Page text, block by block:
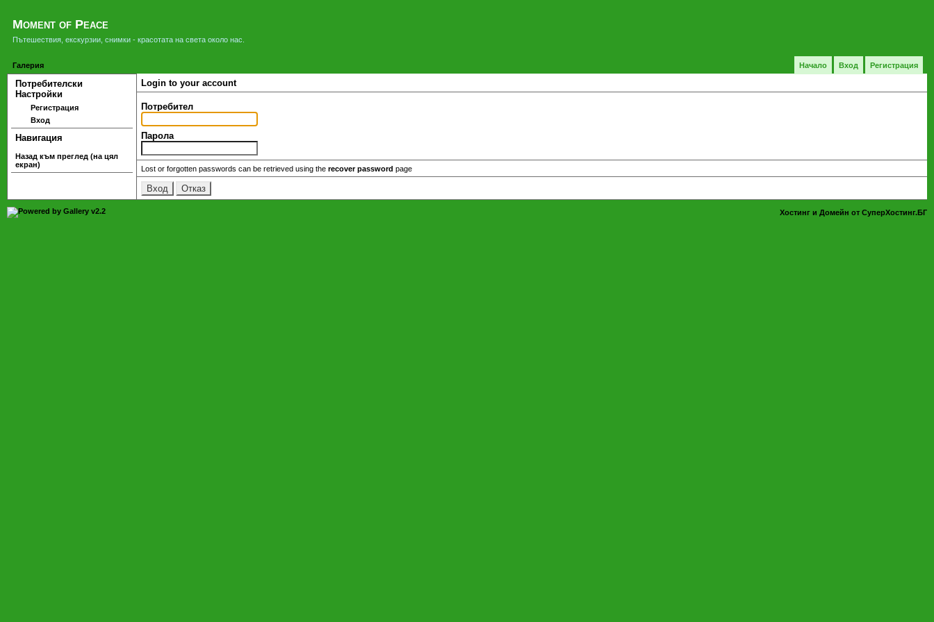
Moment of Peace
Пътешествия, екскурзии, снимки - красотата на света около нас.
Начало Вход Регистрация
Галерия
Потребителски
Настройки
Регистрация
Вход
Навигация
Назад към преглед (на цял
екран)
Login to your account
Потребител
Парола
Lost or forgotten passwords can be retrieved using the recover password page
Хостинг и Домейн от СуперХостинг.БГ